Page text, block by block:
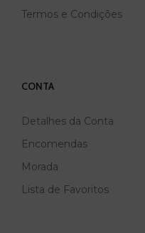
Termos e Condições
CONTA
Detalhes da Conta
Encomendas
Morada
Lista de Favoritos